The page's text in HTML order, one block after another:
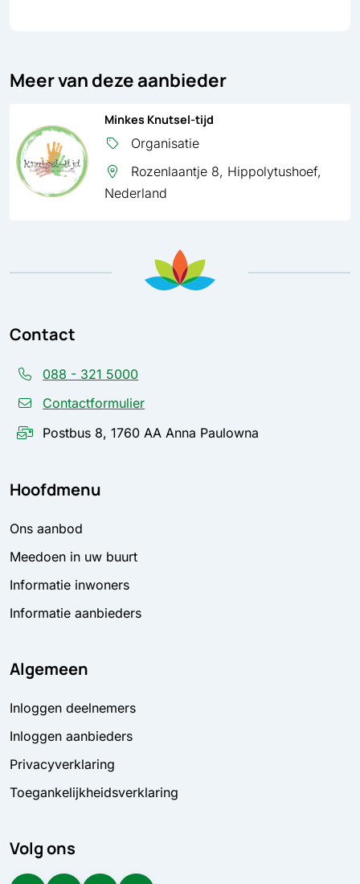
Meer van deze aanbieder
Minkes Knutsel-tijd
Organisatie
Rozenlaantje 8, Hippolytushoef,
Nederland
Contact
088 - 321 5000
Contactformulier
Postbus 8, 1760 AA Anna Paulowna
Hoofdmenu
Ons aanbod
Meedoen in uw buurt
Informatie inwoners
Informatie aanbieders
Algemeen
Inloggen deelnemers
Inloggen aanbieders
Privacyverklaring
Toegankelijkheidsverklaring
Volg ons